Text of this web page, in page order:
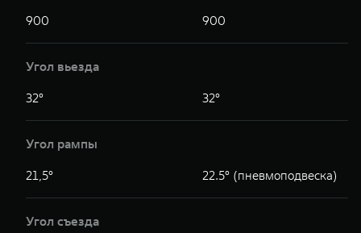
900 900
Угол вьезда
32° 32°
Угол рампы
21,5° 22.5° (пневмоподвеска)
Угол съезда